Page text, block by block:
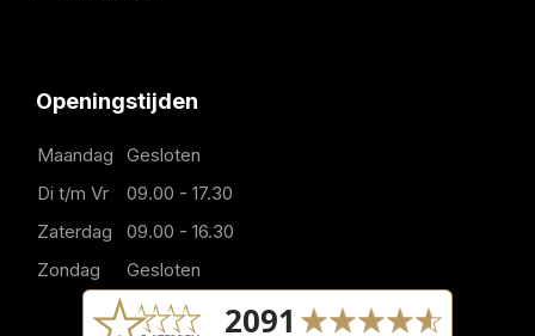
Openingstijden
Maandag
Gesloten
Di t/m Vr
09.00 - 17.30
Zaterdag
09.00 - 16.30
Zondag
Gesloten